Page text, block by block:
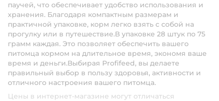
паучей, что обеспечивает удобство использования и
хранения. Благодаря компактным размерам и
практичной упаковке, корм легко взять с собой на
прогулку или в путешествие.В упаковке 28 штук по 75
грамм каждая. Это позволяет обеспечить вашего
питомца кормом на длительное время, экономя ваше
время и деньги.Выбирая Profifeed, вы делаете
правильный выбор в пользу здоровья, активности и
отличного настроения вашего питомца.
Цены в интернет-магазине могут отличаться